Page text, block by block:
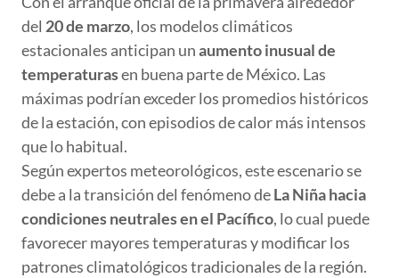
del 20 de marzo, los modelos climáticos
estacionales anticipan unaumento inusual de
temperaturasen buena parte de México. Las
máximas podrían exceder los promedios históricos
de la estación, con episodios de calor más intensos
que lo habitual.
Según expertos meteorológicos, este escenario se
debe a la transición del fenómeno deLa Niña hacia
condiciones neutrales en el Pacífico, lo cual puede
favorecer mayores temperaturas y modificar los
patrones climatológicos tradicionales de la región.